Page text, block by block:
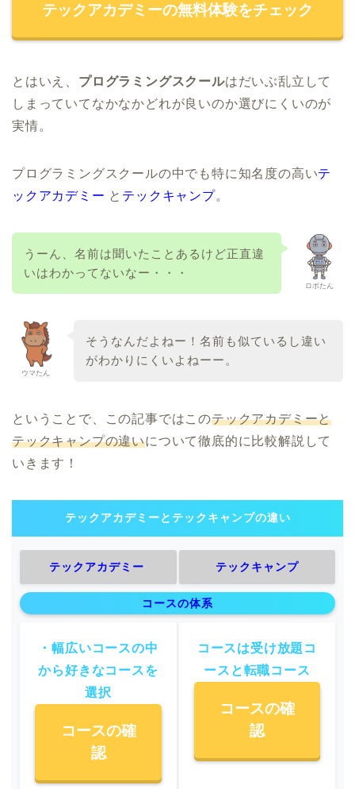
テックアカデミーの無料体験をチェック
とはいえ、 プログラミングスクールはだいぶ乱立して
しまっていてなかなかどれが良いのか選びにくいのが
実情。
プログラミングスクールの中でも特に知名度の高いテ
ックアカデミー と テックキャンプ。
ロボたん
うーん、名前は聞いたことあるけど正直違
いはわかってないなー・・・
ウマたん
そうなんだよねー！名前も似ているし違い
がわかりにくいよねーー。
ということで、この記事ではこのテックアカデミーと
テックキャンプの違いについて徹底的に比較解説して
いきます！
テックアカデミーとテックキャンプの違い
テックアカデミー テックキャンプ
コースの体系
・幅広いコースの中
から好きなコースを
選択
コースの確
認
コースは受け放題コ
ースと転職コース
コースの確
認